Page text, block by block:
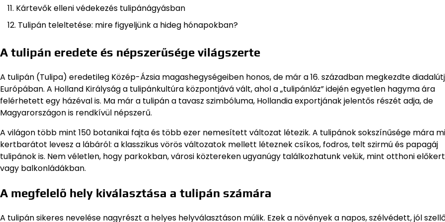
Kártevők elleni védekezés tulipánágyásban
Tulipán teleltetése: mire figyeljünk a hideg hónapokban?
A tulipán eredete és népszerűsége világszerte
A tulipán (Tulipa) eredetileg Közép-Ázsia magashegységeiben honos, de már a 16. században megkezdte
Európában. A Holland Királyság a tulipánkultúra központjává vált, ahol a „tulipánláz” idején egyetlen hagyma ára
felérhetett egy házéval is. Ma már a tulipán a tavasz szimbóluma, Hollandia exportjának jelentős részét adja, de
Magyarországon is rendkívül népszerű.
A világon több mint 150 botanikai fajta és több ezer nemesített változat létezik. A tulipánok sokszínűsége mára
kertbarátot levesz a lábáról: a klasszikus vörös változatok mellett léteznek csíkos, fodros, telt szirmú és papagáj
tulipánok is. Nem véletlen, hogy parkokban, városi köztereken ugyanúgy találkozhatunk velük, mint otthoni
vagy balkonládákban.
A megfelelő hely kiválasztása a tulipán számára
A tulipán sikeres nevelése nagyrészt a helyes helyválasztáson múlik. Ezek a növények a napos, szélvédett, jól